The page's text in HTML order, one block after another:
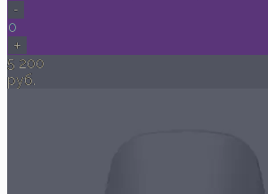
-
0
+
5 200
руб.